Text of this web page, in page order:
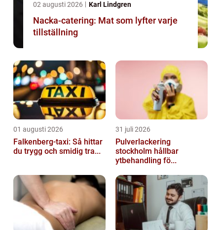
02 augusti 2026 Karl Lindgren
Nacka-catering: Mat som lyfter varje
tillställning
01 augusti 2026
Falkenberg-taxi: Så hittar
du trygg och smidig tra...
31 juli 2026
Pulverlackering
stockholm hållbar
ytbehandling fö...